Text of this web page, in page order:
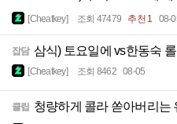
[Cheatkey] 조회 47479 추천 1 08-
잡담 삼식) 토요일에 vs한동숙
[Cheatkey] 조회 8462 08-05
클립 청량하게 콜라 쏟아버리는